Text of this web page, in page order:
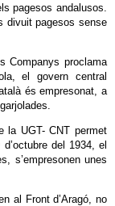
pagesos andalusos.
divuit pagesos sense
Companys proclama
el govern central
és empresonat, a
la UGT- CNT permet
del 1934, el
s’empresonen unes
al Front d’Aragó, no